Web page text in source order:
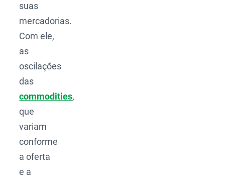
suas
mercadorias.
Com ele,
as
oscilações
das
commodities,
que
variam
conforme
a oferta
e a